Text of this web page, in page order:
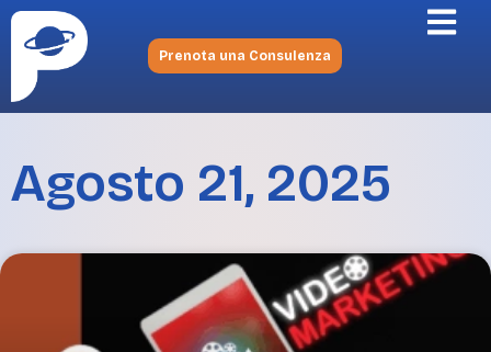
Prenota una Consulenza
Agosto 21, 2025